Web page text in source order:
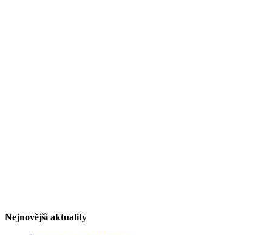
Nejnovější aktuality